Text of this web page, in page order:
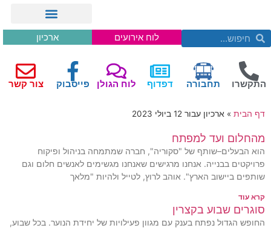
לוח אירועים ארכיון
התקשרו תחבורה דפדוף לוח הגולן פייסבוק צור קשר
דף הבית » ארכיון עבור 12 ביולי 2023
מהחלום ועד למפתח
הוא הבעלים–שותף של "סקוריה", חברה שמתמחה בניהול ופיקוח
פרויקטים בבנייה. אנחנו מרגישים שאנחנו מגשימים לאנשים חלום וגם
שותפים ביישוב הארץ". אוהב לרוץ, לטייל ולהיות "מלאך
קרא עוד
סוגרים שבוע בקצרין
החופש הגדול נפתח בענק עם מגוון פעילויות של יחידת הנוער. בכל שבוע,